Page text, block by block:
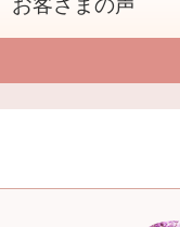
お客さまの声